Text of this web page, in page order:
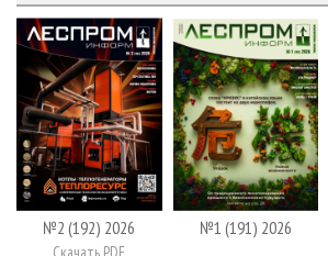
№2 (192) 2026 №1 (191) 2026